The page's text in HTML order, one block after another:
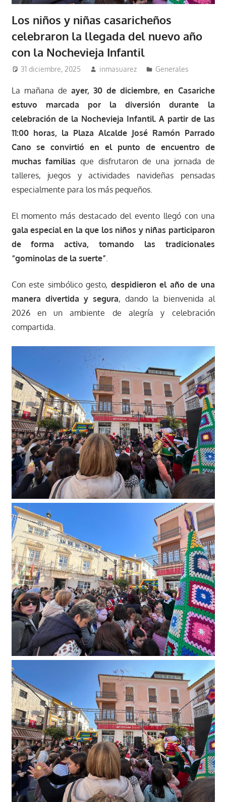
Los niños y niñas casaricheños
celebraron la llegada del nuevo año
con la Nochevieja Infantil
31 diciembre, 2025 inmasuarez Generales
La mañana de ayer, 30 de diciembre, en Casariche
estuvo marcada por la diversión durante la
celebración de la Nochevieja Infantil. A partir de las
11:00 horas, la Plaza Alcalde José Ramón Parrado
Cano se convirtió en el punto de encuentro de
muchas familias que disfrutaron de una jornada de
talleres, juegos y actividades navideñas pensadas
especialmente para los más pequeños.
El momento más destacado del evento llegó con una
gala especial en la que los niños y niñas participaron
de forma activa, tomando las tradicionales
“gominolas de la suerte”.
Con este simbólico gesto, despidieron el año de una
manera divertida y segura, dando la bienvenida al
2026 en un ambiente de alegría y celebración
compartida.